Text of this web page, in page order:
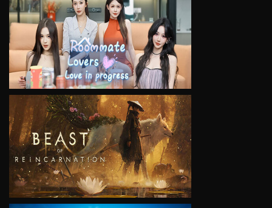
VIEW
VIEW